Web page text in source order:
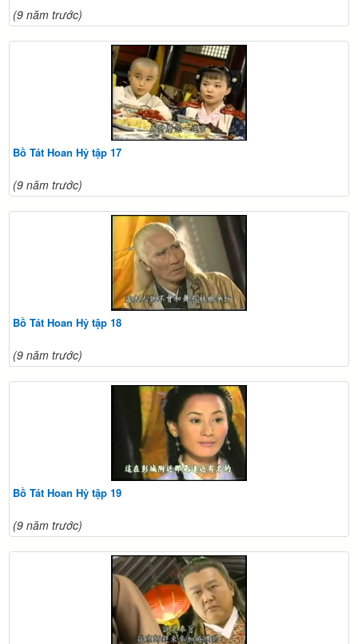
(9 năm trước)
Bồ Tát Hoan Hỷ tập 17
(9 năm trước)
Bồ Tát Hoan Hỷ tập 18
(9 năm trước)
Bồ Tát Hoan Hỷ tập 19
(9 năm trước)